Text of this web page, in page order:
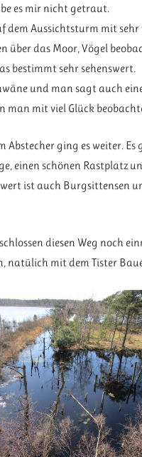
es mir nicht getraut.
dem Aussichtsturm mit sehr
über das Moor, Vögel
bestimmt sehr sehenswert.
und man sagt auch
man mit viel Glück
Abstecher ging es weiter. Es
einen schönen Rastplatz
ist auch Burgsittensen
diesen Weg noch
natülich mit dem Tister